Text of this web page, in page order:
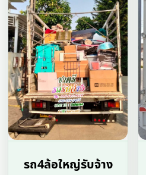
รถ4ล้อใหญ่รับจ้าง